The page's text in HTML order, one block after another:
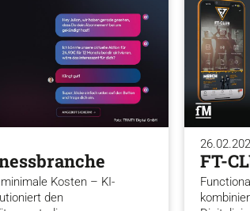
Kosten – KI-
den
FT-